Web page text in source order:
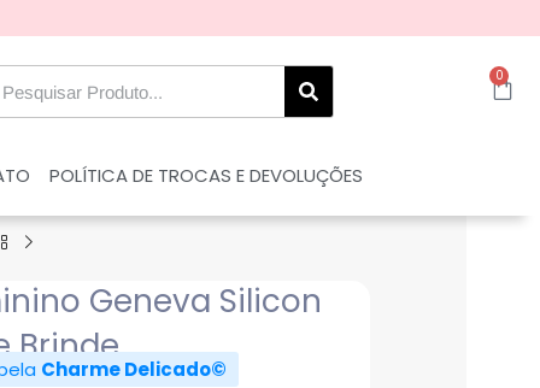
0
POLÍTICA DE TROCAS E DEVOLUÇÕES
Geneva Silicon
Brinde
Charme Delicado©